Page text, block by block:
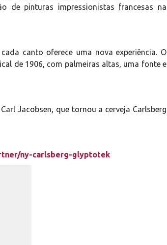
de pinturas impressionistas francesas na
canto oferece uma nova experiência. O
de 1906, com palmeiras altas, uma fonte e
Jacobsen, que tornou a cerveja Carlsberg
ny-carlsberg-glyptotek